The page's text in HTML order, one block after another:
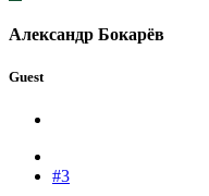
Александр Бокарёв
Guest
#3